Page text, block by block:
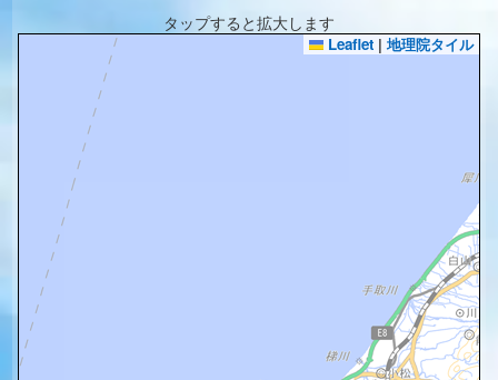
タップすると拡大します
Leaflet | 地理院タイル